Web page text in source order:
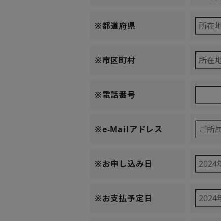
※都道府県
※市区町村
※電話番号
※e-Mailアドレス
※お申し込み日
※お支払予定日